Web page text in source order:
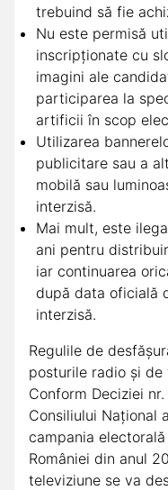
trebuind să fie
Nu este permisă
inscripționate cu
imagini ale
participarea la
artificii în scop
Utilizarea
publicitare sau a
mobilă sau
interzisă.
Mai mult, este
ani pentru
iar continuarea
după data oficială
interzisă.
Regulile de
posturile radio și de
Conform Deciziei
Consiliului Național
campania
României din anul
televiziune se va